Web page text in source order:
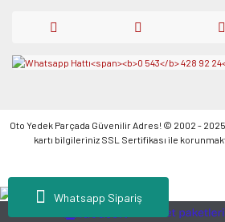
Whatsapp Sipariş
Oto Yedek Parçada Güvenilir Adres! © 2002 -
kartı bilgileriniz SSL Sertifikası ile